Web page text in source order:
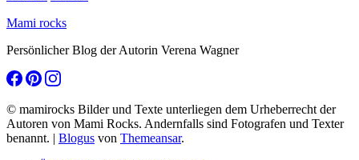
Mami rocks
Persönlicher Blog der Autorin Verena Wagner
© mamirocks Bilder und Texte unterliegen dem Urheberrecht der
Autoren von Mami Rocks. Andernfalls sind Fotografen und Texter
benannt. | Blogus von Themeansar.